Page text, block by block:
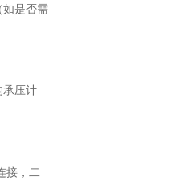
如是否需
承压计
接，二